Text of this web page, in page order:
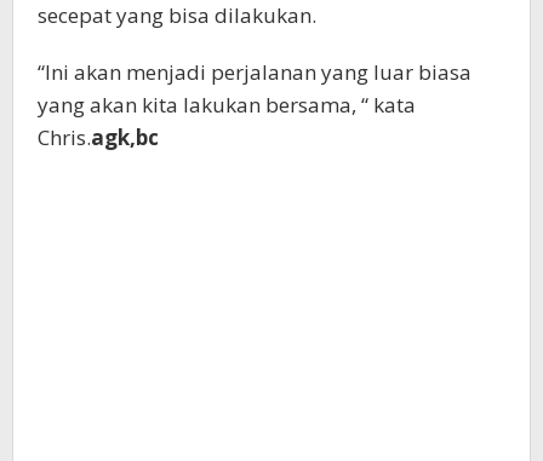
secepat yang bisa dilakukan.
“Ini akan menjadi perjalanan yang luar biasa
yang akan kita lakukan bersama, “ kata
Chris.agk,bc